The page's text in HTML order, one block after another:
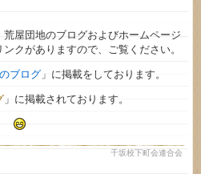
屋団地のブログおよびホームページ
クがありますので、ご覧ください。
ブログ」に掲載をしております。
」に掲載されております。
千坂校下町会連合会